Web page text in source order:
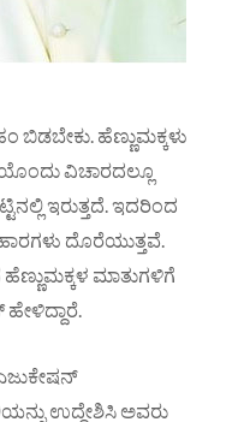
ಬಿಡಬೇಕು. ಹೆಣ್ಣುಮಕ್ಕಳು
ವಿಚಾರದಲ್ಲೂ
ಇರುತ್ತದೆ. ಇದರಿಂದ
ದೊರೆಯುತ್ತವೆ.
ಮಾತುಗಳಿಗೆ
ಉದ್ದೇಶಿಸಿ ಅವರು